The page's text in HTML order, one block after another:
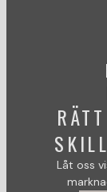
Låt oss